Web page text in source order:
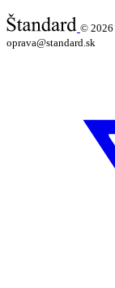
© 2026
oprava@standard.sk